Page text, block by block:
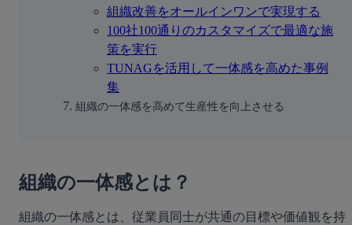
組織改善をオールインワンで実現する
100社100通りのカスタマイズで最適な施
策を実行
TUNAGを活用して一体感を高めた事例
集
組織の一体感を高めて生産性を向上させる
組織の一体感とは？
組織の一体感とは、従業員同士が共通の目標や価値観を持